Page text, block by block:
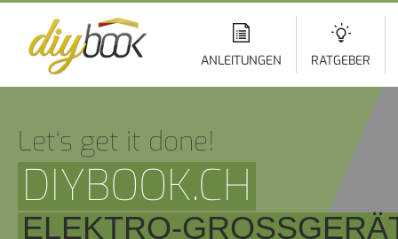
ANLEITUNGEN RATGEBER
Let‘s get it done!
DIYBOOK.CH
ELEKTRO-